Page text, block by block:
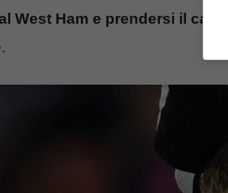
West Ham e prendersi il